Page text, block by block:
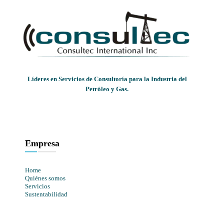
Líderes en Servicios de Consultoría para la Industria del
Petróleo y Gas.
Empresa
Home
Quiénes somos
Servicios
Sustentabilidad